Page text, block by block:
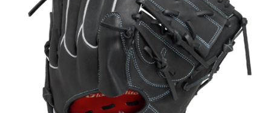
スイム
バレーボール
テニス／ソフトテニス